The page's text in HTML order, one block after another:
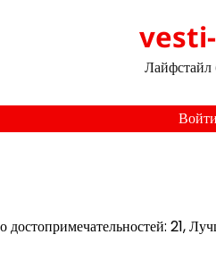
Лайфстайл
Войти
21,